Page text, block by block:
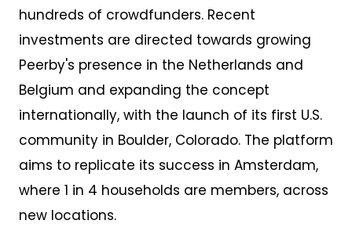
hundreds of crowdfunders. Recent
investments are directed towards growing
Peerby's presence in the Netherlands and
Belgium and expanding the concept
internationally, with the launch of its first U.S.
community in Boulder, Colorado. The platform
aims to replicate its success in Amsterdam,
where 1 in 4 households are members, across
new locations.